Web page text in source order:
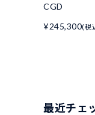
CGD
¥245,300(税
最近チェ